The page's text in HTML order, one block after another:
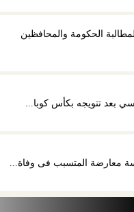
الحكومة والمحافظين
بعد تتويجه بكأس كوبا...
معارضة المتسبب فى وفاة...